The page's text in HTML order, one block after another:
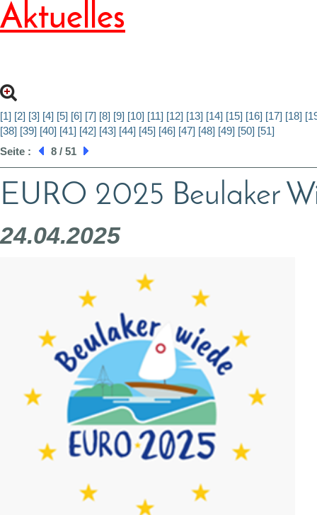
Aktuelles
[1] [2] [3] [4] [5] [6] [7] [8] [9] [10] [11] [12] [13] [14] [15] [16] [17] [18]
[38] [39] [40] [41] [42] [43] [44] [45] [46] [47] [48] [49] [50] [51]
Seite :
8 / 51
EURO 2025 Beulaker
24.04.2025